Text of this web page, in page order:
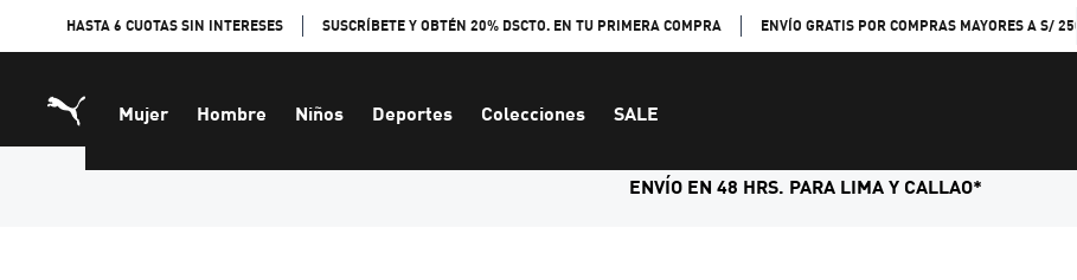
HASTA 6 CUOTAS SIN INTERESES SUSCRÍBETE Y OBTÉN 20% DSCTO. EN TU PRIMERA COMPRA ENVÍO GRATIS POR COMPRAS MAYORES A S/ 250
Mujer Hombre Niños Deportes Colecciones SALE
ENVÍO EN 48 HRS. PARA LIMA Y CALLAO*